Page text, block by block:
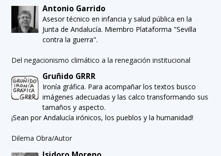
Antonio Garrido
Asesor técnico en infancia y salud pública en la
Junta de Andalucía. Miembro Plataforma "Sevilla
contra la guerra".
Del negacionismo climático a la renegación institucional
Gruñido GRRR
Ironía gráfica. Para acompañar los textos busco
imágenes adecuadas y las calco transformando sus
tamaños y aspecto.
¡Sean por Andalucía irónicos, los pueblos y la humanidad!
Dilema Obra/Autor